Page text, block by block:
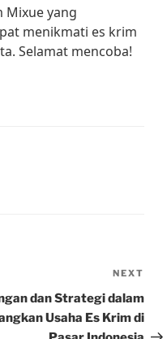
Mixue yang
menikmati es krim
Selamat mencoba!
Post
NEXT
dan Strategi dalam
Usaha Es Krim di